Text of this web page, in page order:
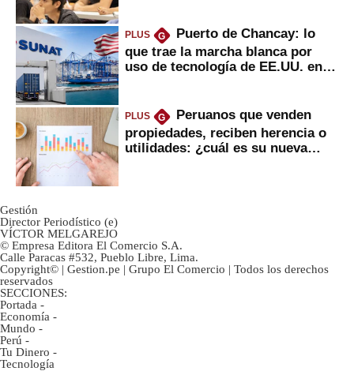
PLUS G
Puerto de Chancay: lo
que trae la marcha blanca por
uso de tecnología de EE.UU. en
PLUS G
Peruanos que venden
propiedades, reciben herencia o
utilidades: ¿cuál es su nueva
Gestión
Director Periodístico (e)
VÍCTOR MELGAREJO
© Empresa Editora El Comercio S.A.
Calle Paracas #532, Pueblo Libre, Lima.
Copyright© | Gestion.pe | Grupo El Comercio | Todos los derechos
reservados
SECCIONES:
Portada -
Economía -
Mundo -
Perú -
Tu Dinero -
Tecnología